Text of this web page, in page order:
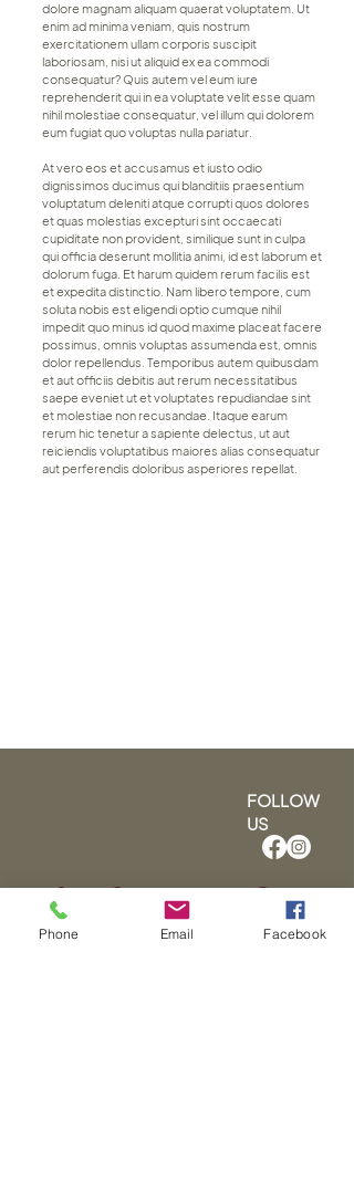
dolore magnam aliquam quaerat voluptatem. Ut
enim ad minima veniam, quis nostrum
exercitationem ullam corporis suscipit
laboriosam, nisi ut aliquid ex ea commodi
consequatur? Quis autem vel eum iure
reprehenderit qui in ea voluptate velit esse quam
nihil molestiae consequatur, vel illum qui dolorem
eum fugiat quo voluptas nulla pariatur.
At vero eos et accusamus et iusto odio
dignissimos ducimus qui blanditiis praesentium
voluptatum deleniti atque corrupti quos dolores
et quas molestias excepturi sint occaecati
cupiditate non provident, similique sunt in culpa
qui officia deserunt mollitia animi, id est laborum et
dolorum fuga. Et harum quidem rerum facilis est
et expedita distinctio. Nam libero tempore, cum
soluta nobis est eligendi optio cumque nihil
impedit quo minus id quod maxime placeat facere
possimus, omnis voluptas assumenda est, omnis
dolor repellendus. Temporibus autem quibusdam
et aut officiis debitis aut rerum necessitatibus
saepe eveniet ut et voluptates repudiandae sint
et molestiae non recusandae. Itaque earum
rerum hic tenetur a sapiente delectus, ut aut
reiciendis voluptatibus maiores alias consequatur
aut perferendis doloribus asperiores repellat.
FOLLOW
US
Our Cancellation Policy
Phone Email Facebook